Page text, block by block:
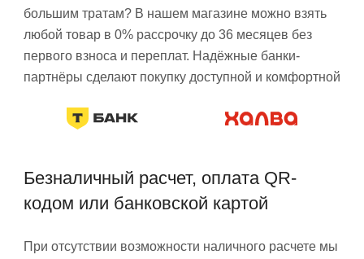
большим тратам? В нашем магазине можно взять
любой товар в 0% рассрочку до 36 месяцев без
первого взноса и переплат. Надёжные банки-
партнёры сделают покупку доступной и комфортной
Безналичный расчет, оплата QR-
кодом или банковской картой
При отсутствии возможности наличного расчете мы